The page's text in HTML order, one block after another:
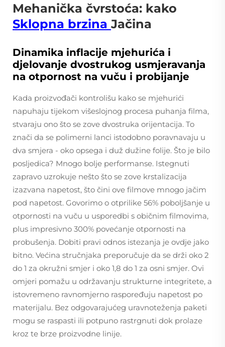
Mehanička čvrstoća: kako
Sklopna brzinaJačina
Dinamika inflacije mjehurića i
djelovanje dvostrukog usmjeravanja
na otpornost na vuču i probijanje
Kada proizvođači kontrolišu kako se mjehurići
napuhaju tijekom višeslojnog procesa puhanja filma,
stvaraju ono što se zove dvostruka orijentacija. To
znači da se polimerni lanci istodobno poravnavaju u
dva smjera - oko opsega i duž dužine folije. Što je bilo
posljedica? Mnogo bolje performanse. Istegnuti
zapravo uzrokuje nešto što se zove krstalizacija
izazvana napetost, što čini ove filmove mnogo jačim
pod napetost. Govorimo o otprilike 56% poboljšanje u
otpornosti na vuču u usporedbi s običnim filmovima,
plus impresivno 300% povećanje otpornosti na
probušenja. Dobiti pravi odnos istezanja je ovdje jako
bitno. Većina stručnjaka preporučuje da se drži oko 2
do 1 za okružni smjer i oko 1,8 do 1 za osni smjer. Ovi
omjeri pomažu u održavanju strukturne integritete, a
istovremeno ravnomjerno raspoređuju napetost po
materijalu. Bez odgovarajućeg uravnoteženja paketi
mogu se raspasti ili potpuno rastrgnuti dok prolaze
kroz te brze proizvodne linije.